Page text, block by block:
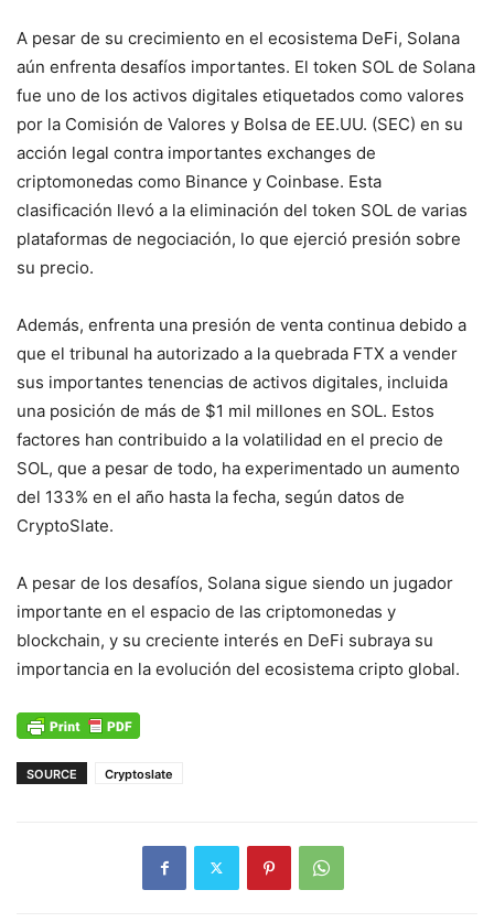
A pesar de su crecimiento en el ecosistema DeFi, Solana
aún enfrenta desafíos importantes. El token SOL de Solana
fue uno de los activos digitales etiquetados como valores
por la Comisión de Valores y Bolsa de EE.UU. (SEC) en su
acción legal contra importantes exchanges de
criptomonedas como Binance y Coinbase. Esta
clasificación llevó a la eliminación del token SOL de varias
plataformas de negociación, lo que ejerció presión sobre
su precio.
Además, enfrenta una presión de venta continua debido a
que el tribunal ha autorizado a la quebrada FTX a vender
sus importantes tenencias de activos digitales, incluida
una posición de más de $1 mil millones en SOL. Estos
factores han contribuido a la volatilidad en el precio de
SOL, que a pesar de todo, ha experimentado un aumento
del 133% en el año hasta la fecha, según datos de
CryptoSlate.
A pesar de los desafíos, Solana sigue siendo un jugador
importante en el espacio de las criptomonedas y
blockchain, y su creciente interés en DeFi subraya su
importancia en la evolución del ecosistema cripto global.
SOURCE Cryptoslate